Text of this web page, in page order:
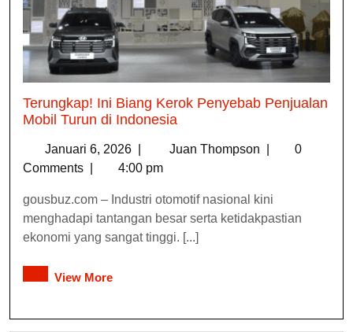
Terungkap! Ini Biang Kerok Penyebab Penjualan
Mobil Turun di Indonesia
Januari 6, 2026 Juan Thompson
0
Comments
4:00 pm
gousbuz.com – Industri otomotif nasional kini
menghadapi tantangan besar serta ketidakpastian
ekonomi yang sangat tinggi. [...]
View More